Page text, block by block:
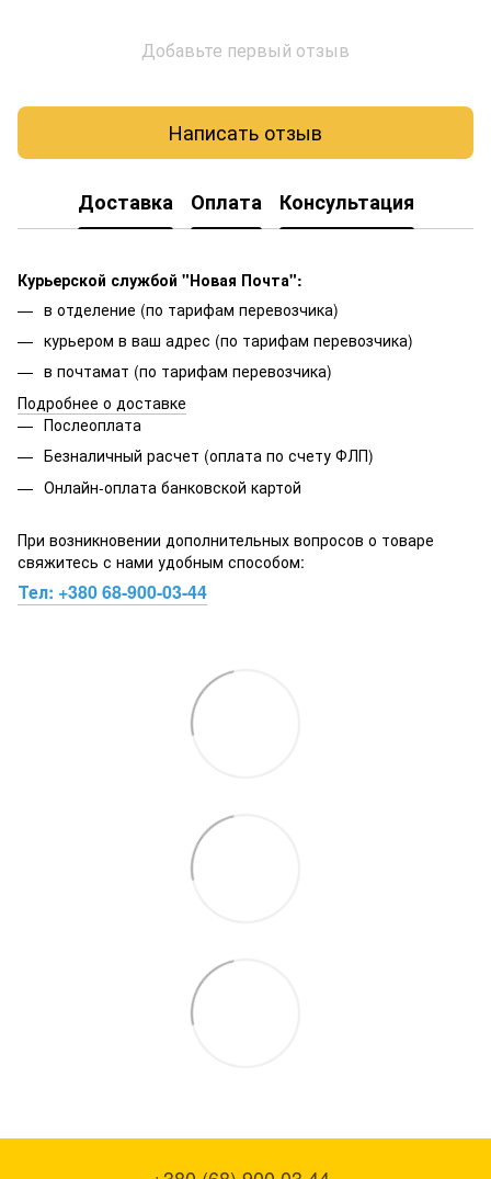
Добавьте первый отзыв
Написать отзыв
Доставка Оплата Консультация
Курьерской службой "Новая Почта":
в отделение (по тарифам перевозчика)
курьером в ваш адрес (по тарифам перевозчика)
в почтамат (по тарифам перевозчика)
Подробнее о доставке
Послеоплата
Безналичный расчет (оплата по счету ФЛП)
Онлайн-оплата банковской картой
При возникновении дополнительных вопросов о товаре
свяжитесь с нами удобным способом:
Тел: +380 68-900-03-44